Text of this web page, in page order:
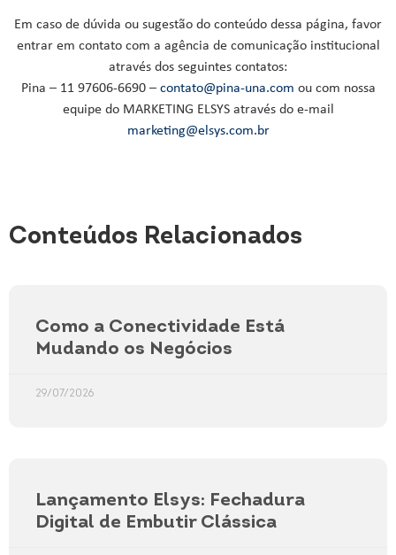
Em caso de dúvida ou sugestão do conteúdo dessa página, favor
entrar em contato com a agência de comunicação institucional
através dos seguintes contatos:
Pina – 11 97606-6690 – contato@pina-una.com ou com nossa
equipe do MARKETING ELSYS através do e-mail
marketing@elsys.com.br
Conteúdos Relacionados
Como a Conectividade Está
Mudando os Negócios
29/07/2026
Lançamento Elsys: Fechadura
Digital de Embutir Clássica